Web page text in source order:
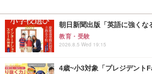
朝日新聞出版「英語に強く
教育・受験
2026.8.5 Wed 19:15
4歳~小3対象「プレジデント